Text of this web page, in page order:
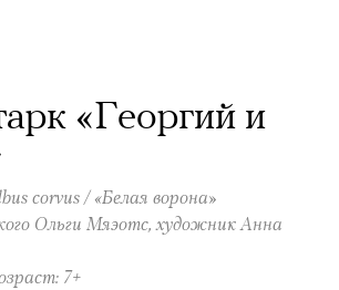
«Георгий и
corvus / «Белая ворона»
Ольги Мяэотс, художник Анна
7+